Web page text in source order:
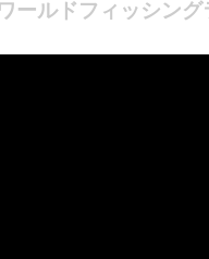
ールドフィッシン